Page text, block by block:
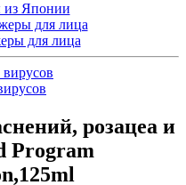
из Японии
для лица
розацеа и
Program